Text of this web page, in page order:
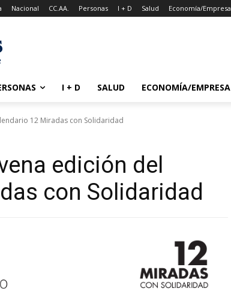
Nacional CC.AA. Personas I + D Salud Economía/Empresa
I + D SALUD ECONOMÍA/EMPRESA
12 Miradas con Solidaridad
edición del
con Solidaridad